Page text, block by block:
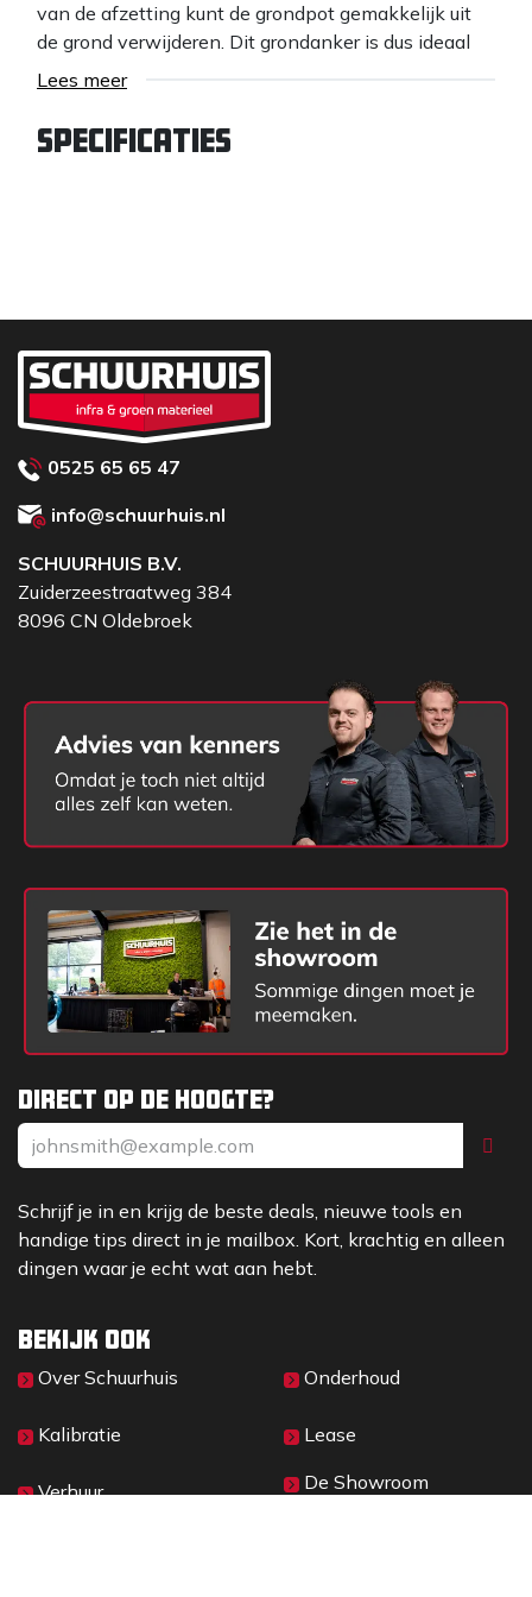
van de afzetting kunt de grondpot gemakkelijk uit
de grond verwijderen. Dit grondanker is dus ideaal
voor tijdelijke en snelle wegbebakening. Steiger
grondpot plaatsen. Deze spie krijg je makkelijk weer
los met ferme tik op de dikke zijden.
Lees meer
Specificaties
Direct op de hoogte?
Schrijf je in en krijg de beste deals, nieuwe tools en
handige tips direct in je mailbox. Kort, krachtig en alleen
dingen waar je echt wat aan hebt.
Bekijk ook
Over Sc​huurhuis
Kalibratie
Verhuur
Onderhoud
Lease
De Showroom
0525 65 65 47
info@schuurhuis.nl
SCHUURHUIS B.V.
Zuiderzeestraatweg 384
8096 CN Oldebroek